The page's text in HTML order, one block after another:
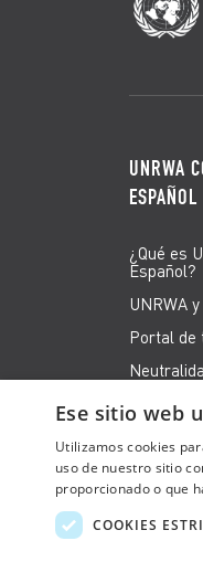
UNRWA
ESPAÑOL
¿Qué es
Español?
UNRWA
Portal de
El equipo
Política de
Ese sitio web
Utilizamos cookies
uso de nuestro sitio
proporcionado o que
COOKIES